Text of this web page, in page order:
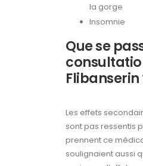
la gorge
Insomnie
Que se
Flibanserin
Les effets
sont pas ressentis
prennent ce
soulignaient aussi